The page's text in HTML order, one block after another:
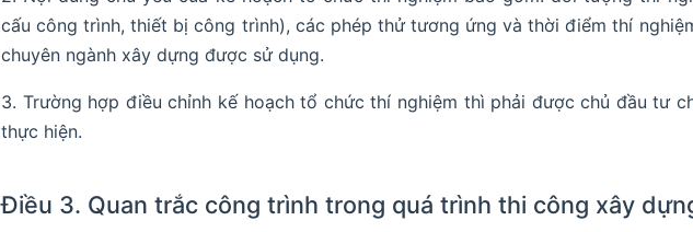
cấu công trình, thiết bị công trình), các phép thử tương ứng và thời điểm thí
chuyên ngành xây dựng được sử dụng.
3. Trường hợp điều chỉnh kế hoạch tổ chức thí nghiệm thì phải được chủ đầu tư
thực hiện.
Điều 3. Quan trắc công trình trong quá trình thi công xây